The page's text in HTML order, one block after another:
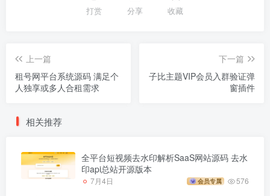
打赏 分享 收藏
上一篇
租号网平台系统源码 满足个
人独享或多人合租需求
下一篇
子比主题VIP会员入群验证弹
窗插件
相关推荐
全平台短视频去水印解析SaaS网站源码 去水
印api总站开源版本
7月4日 会员专属 576